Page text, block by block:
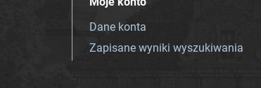
Dane konta
Zapisane wyniki wyszukiwania